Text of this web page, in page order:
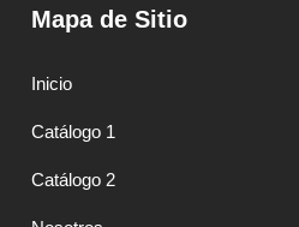
Mapa de Sitio
Inicio
Catálogo 1
Catálogo 2